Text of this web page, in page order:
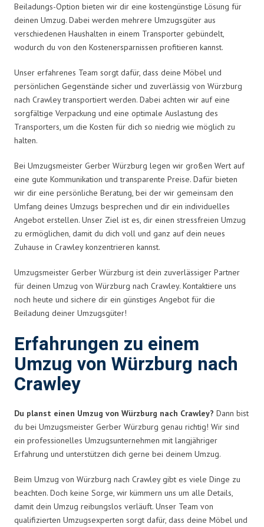
Beiladungs-Option bieten wir dir eine kostengünstige Lösung für
deinen Umzug. Dabei werden mehrere Umzugsgüter aus
verschiedenen Haushalten in einem Transporter gebündelt,
wodurch du von den Kostenersparnissen profitieren kannst.
Unser erfahrenes Team sorgt dafür, dass deine Möbel und
persönlichen Gegenstände sicher und zuverlässig von Würzburg
nach Crawley transportiert werden. Dabei achten wir auf eine
sorgfältige Verpackung und eine optimale Auslastung des
Transporters, um die Kosten für dich so niedrig wie möglich zu
halten.
Bei Umzugsmeister Gerber Würzburg legen wir großen Wert auf
eine gute Kommunikation und transparente Preise. Dafür bieten
wir dir eine persönliche Beratung, bei der wir gemeinsam den
Umfang deines Umzugs besprechen und dir ein individuelles
Angebot erstellen. Unser Ziel ist es, dir einen stressfreien Umzug
zu ermöglichen, damit du dich voll und ganz auf dein neues
Zuhause in Crawley konzentrieren kannst.
Umzugsmeister Gerber Würzburg ist dein zuverlässiger Partner
für deinen Umzug von Würzburg nach Crawley. Kontaktiere uns
noch heute und sichere dir ein günstiges Angebot für die
Beiladung deiner Umzugsgüter!
Erfahrungen zu einem
Umzug von Würzburg nach
Crawley
Du planst einen Umzug von Würzburg nach Crawley? Dann bist
du bei Umzugsmeister Gerber Würzburg genau richtig! Wir sind
ein professionelles Umzugsunternehmen mit langjähriger
Erfahrung und unterstützen dich gerne bei deinem Umzug.
Beim Umzug von Würzburg nach Crawley gibt es viele Dinge zu
beachten. Doch keine Sorge, wir kümmern uns um alle Details,
damit dein Umzug reibungslos verläuft. Unser Team von
qualifizierten Umzugsexperten sorgt dafür, dass deine Möbel und